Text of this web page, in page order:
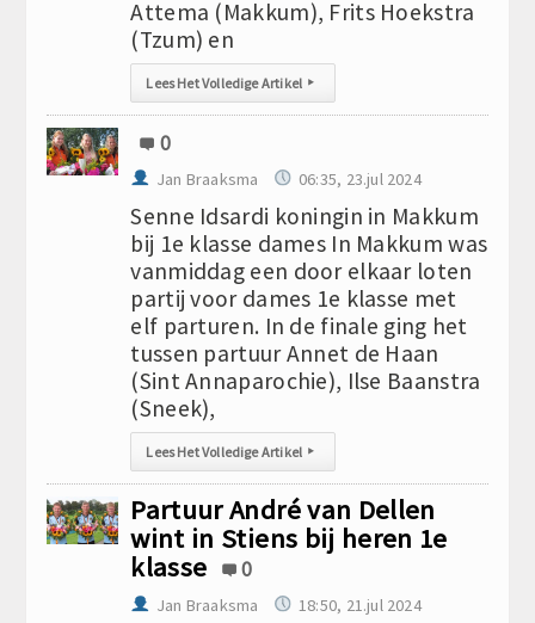
Attema (Makkum), Frits Hoekstra
(Tzum) en
Lees Het Volledige Artikel ▸
0
Jan Braaksma 06:35, 23.jul 2024
Senne Idsardi koningin in Makkum
bij 1e klasse dames In Makkum was
vanmiddag een door elkaar loten
partij voor dames 1e klasse met
elf parturen. In de finale ging het
tussen partuur Annet de Haan
(Sint Annaparochie), Ilse Baanstra
(Sneek),
Lees Het Volledige Artikel ▸
Partuur André van Dellen
wint in Stiens bij heren 1e
klasse
0
Jan Braaksma 18:50, 21.jul 2024